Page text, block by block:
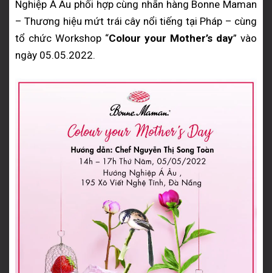
Nghiệp Á Âu phối hợp cùng nhãn hàng Bonne Maman
– Thương hiệu mứt trái cây nổi tiếng tại Pháp – cùng
tổ chức Workshop “Colour your Mother’s day” vào
ngày 05.05.2022.